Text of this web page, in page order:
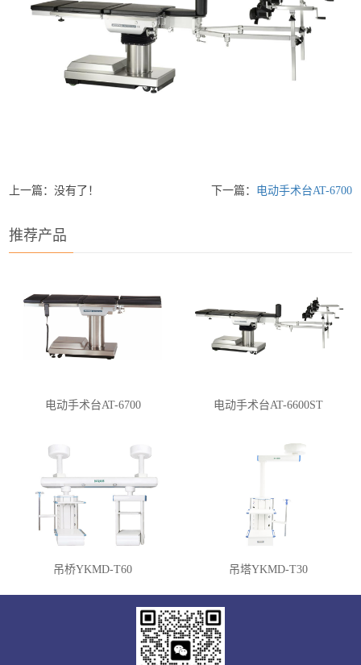
上一篇：没有了！ 下一篇： 电动手术台AT-6700
推荐产品
电动手术台AT-6700 电动手术台AT-6600ST
吊桥YKMD-T60 吊塔YKMD-T30